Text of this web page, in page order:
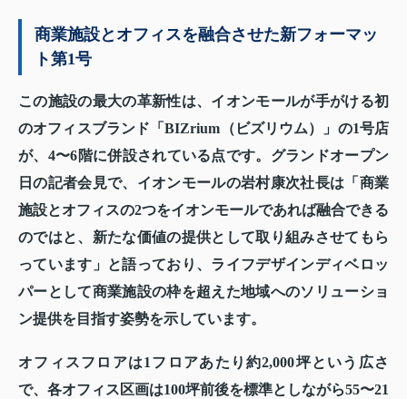
商業施設とオフィスを融合させた新フォーマッ
ト第1号
この施設の最大の革新性は、イオンモールが手がける初
のオフィスブランド「BIZrium（ビズリウム）」の1号店
が、4〜6階に併設されている点です。グランドオープン
日の記者会見で、イオンモールの岩村康次社長は「商業
施設とオフィスの2つをイオンモールであれば融合できる
のではと、新たな価値の提供として取り組みさせてもら
っています」と語っており、ライフデザインディベロッ
パーとして商業施設の枠を超えた地域へのソリューショ
ン提供を目指す姿勢を示しています。
オフィスフロアは1フロアあたり約2,000坪という広さ
で、各オフィス区画は100坪前後を標準としながら55〜21